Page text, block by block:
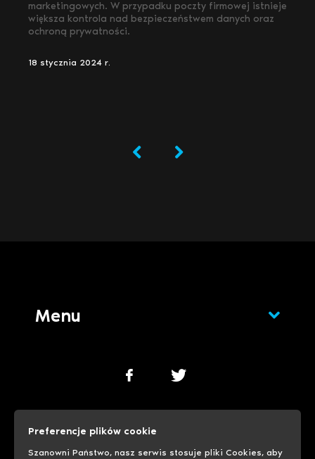
marketingowych. W przypadku poczty firmowej istnieje
większa kontrola nad bezpieczeństwem danych oraz
ochroną prywatności.
18 stycznia 2024 r.
Menu
Preferencje plików cookie
Szanowni Państwo, nasz serwis stosuje pliki Cookies, aby